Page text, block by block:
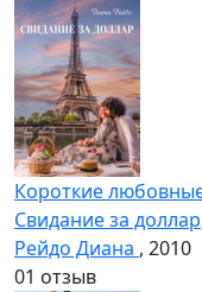
Короткие
Свидание за доллар
Рейдо Диана , 2010
01 отзыв